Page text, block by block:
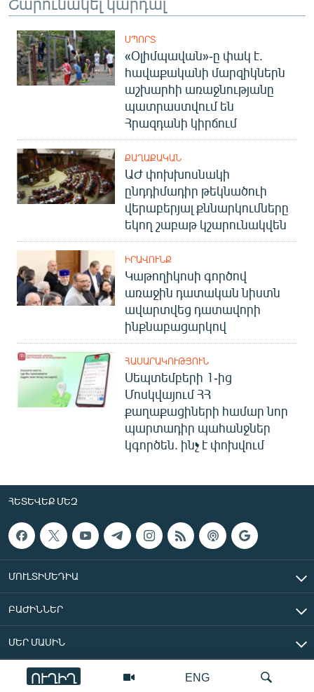
ENG
ՈՒՂԻՂ
ՍՊՈՐՏ
«Օլիմպավան»-ը փակ է.
հավաքականի մարզիկներն
աշխարհի առաջնությանը
պատրաստվում են
Հրազդանի կիրճում
ՔԱՂԱՔԱԿԱՆ
ԱԺ փոխխոսնակի
ընդդիմադիր թեկնածուի
վերաբերյալ քննարկումները
եկող շաբաթ կշարունակվեն
ԻՐԱՎՈՒՆՔ
Կաթողիկոսի գործով
առաջին դատական նիստն
ավարտվեց դատավորի
ինքնաբացարկով
ՀԱՍԱՐԱԿՈՒԹՅՈՒՆ
Սեպտեմբերի 1-ից
Մոսկվայում ՀՀ
քաղաքացիների համար նոր
պարտադիր պահանջներ
կգործեն. ինչ է փոխվում
ՀԵՏԵՎԵՔ ՄԵԶ
ՄՈՒԼՏԻՄԵԴԻԱ
ԲԱԺԻՆՆԵՐ
ՄԵՐ ՄԱՍԻՆ
«Ազատ Եվրոպա/Ազատություն» ռադիոկայան © 2026